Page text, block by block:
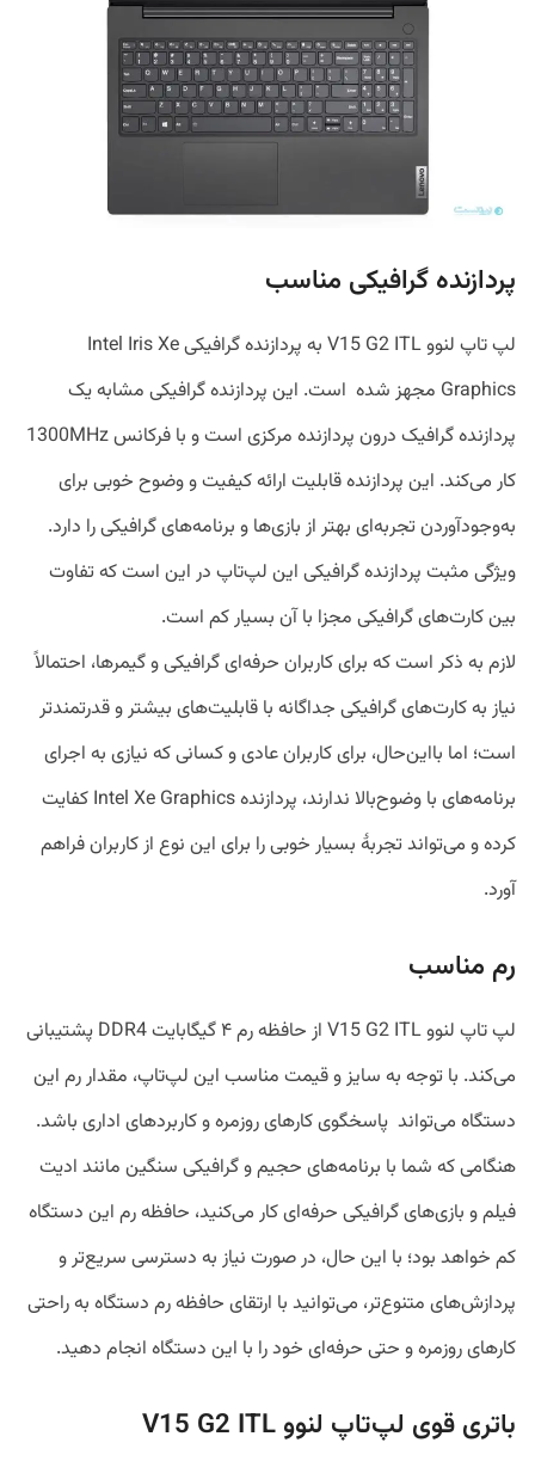
پردازنده گرافیکی مناسب
لپ‌ تاپ لنوو V15 G2 ITL به پردازنده گرافیکی Intel Iris Xe
Graphics مجهز شده است. این پردازنده گرافیکی مشابه یک
پردازنده گرافیک درون پردازنده‌ مرکزی است و با فرکانس 1300MHz
کار می‌کند. این پردازنده قابلیت ارائه‌ کیفیت و وضوح خوبی برای
به‌وجودآوردن تجربه‌ای بهتر از‌ بازی‌ها و برنامه‌های گرافیکی را دارد.
ویژگی مثبت پردازنده گرافیکی این لپ‌تاپ در این است که تفاوت
بین کارت‌های گرافیکی مجزا با آن بسیار کم است.
لازم به ذکر است که برای کاربران حرفه‌ای گرافیکی و گیمرها، احتمالاً
نیاز به کارت‌های گرافیکی جداگانه با قابلیت‌های بیشتر و قدرتمندتر
است؛ اما بااین‌حال، برای کاربران عادی و کسانی که نیازی به اجرای
برنامه‌های با وضوح‌بالا ندارند، پردازنده Intel Xe Graphics کفایت
کرده و می‌تواند تجربهٔ بسیار خوبی را برای این نوع از کاربران فراهم
آورد.
رم مناسب
لپ‌ تاپ لنوو V15 G2 ITL از حافظه رم ۴ گیگابایت DDR4 پشتیبانی
می‌کند. با توجه به سایز و قیمت مناسب این لپ‌تاپ، مقدار رم این
دستگاه می‌تواند پاسخگوی کار‌های روزمره و کاربردهای اداری باشد.
هنگامی که شما با برنامه‌های حجیم و گرافیکی سنگین مانند ادیت
فیلم و بازی‌های گرافیکی حرفه‌ای کار می‌کنید، حافظه رم این دستگاه
کم خواهد بود؛ با این حال، در صورت نیاز به دسترسی سریع‌تر و
پردازش‌های متنوع‌تر، می‌توانید با ارتقای حافظه رم دستگاه به راحتی
کارهای روزمره و حتی حرفه‌ای خود را با این دستگاه انجام دهید.
باتری قوی لپ‌تاپ لنوو V15 G2 ITL